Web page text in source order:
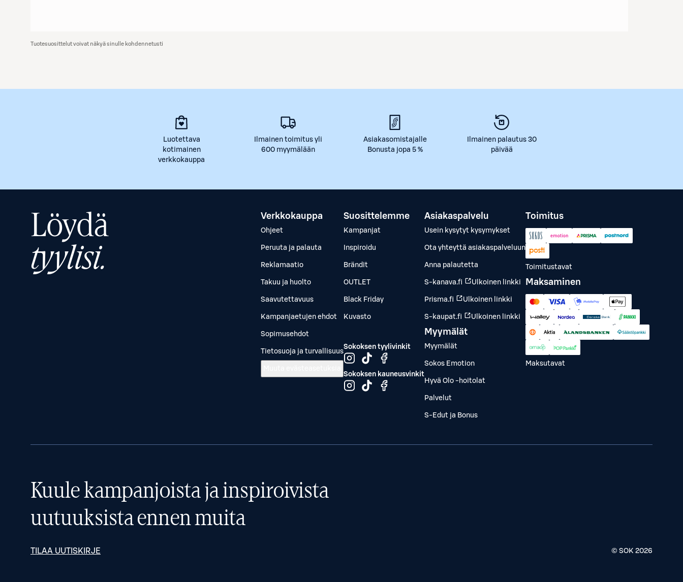
Tuotesuosittelut voivat näkyä sinulle kohdennetusti
Luotettava
kotimainen
verkkokauppa
Ilmainen toimitus yli
600 myymälään
Asiakasomistajalle
Bonusta jopa 5 %
Ilmainen palautus 30
päivää
Löydä
tyylisi.
Verkkokauppa
Ohjeet
Peruuta ja palauta
Reklamaatio
Takuu ja huolto
Saavutettavuus
Kampanjaetujen ehdot
Sopimusehdot
Tietosuoja ja turvallisuus
Suosittelemme
Kampanjat
Inspiroidu
Brändit
OUTLET
Black Friday
Kuvasto
Sokoksen tyylivinkit
Sokoksen kauneusvinkit
Asiakaspalvelu
Usein kysytyt kysymykset
Ota yhteyttä asiakaspalveluun
Anna palautetta
S-kanava.fi Ulkoinen linkki
Prisma.fi Ulkoinen linkki
S-kaupat.fi Ulkoinen linkki
Myymälät
Myymälät
Sokos Emotion
Hyvä Olo -hoitolat
Palvelut
S-Edut ja Bonus
Toimitus
Toimitustavat
Maksaminen
Maksutavat
Kuule kampanjoista ja inspiroivista
uutuuksista ennen muita
TILAA UUTISKIRJE © SOK 2026